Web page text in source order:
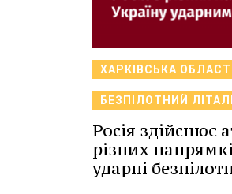
ХАРКІВСЬКА
БЕЗПІЛОТНИЙ
Росія здійснює
різних
ударні